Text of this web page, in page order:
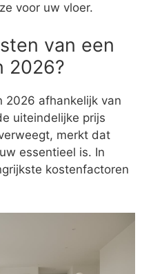
voor uw vloer.
van een
2026?
2026 afhankelijk van
uiteindelijke prijs
merkt dat
essentieel is. In
kostenfactoren